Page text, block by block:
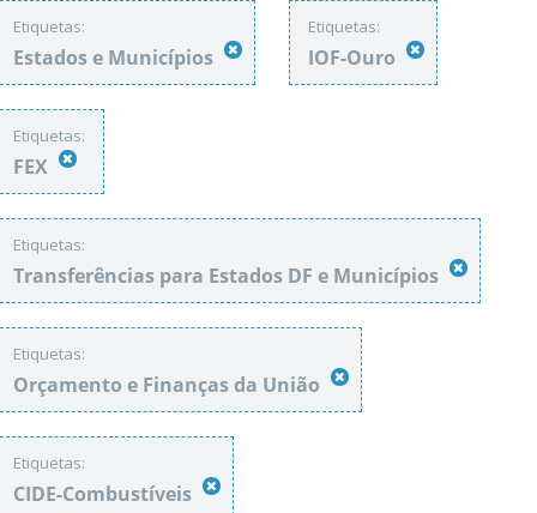
Etiquetas:
Estados e Municípios
Etiquetas:
IOF-Ouro
Etiquetas:
FEX
Etiquetas:
Transferências para Estados DF e Municípios
Etiquetas:
Orçamento e Finanças da União
Etiquetas:
CIDE-Combustíveis